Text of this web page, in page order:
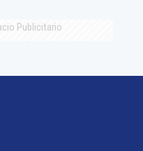
Publicitario